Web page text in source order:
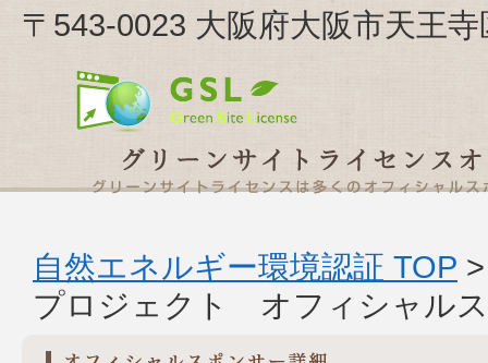
〒543-0023 大阪府大阪市天王
自然エネルギー環境認証 TOP
プロジェクト オフィシャル